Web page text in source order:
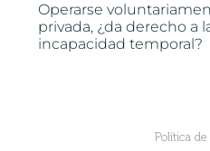
Operarse
privada, ¿da derecho a
incapacidad temporal?
Política